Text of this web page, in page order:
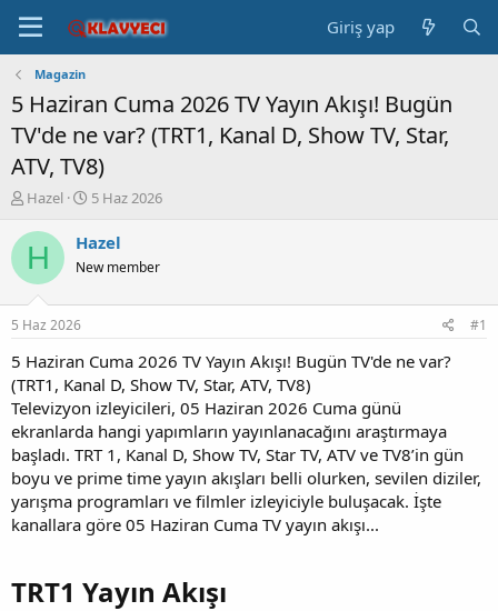
Giriş yap
Magazin
5 Haziran Cuma 2026 TV Yayın Akışı! Bugün
TV'de ne var? (TRT1, Kanal D, Show TV, Star,
ATV, TV8)
K
n
b
u
u
b
a
ş
l
a
t
a
n
Hazel
B
ş
a
ç
a
i
h
i
5 Haz 2026
H Hazel
New member
5 Haz 2026 #1
5 Haziran Cuma 2026 TV Yayın Akışı! Bugün TV'de ne var?
(TRT1, Kanal D, Show TV, Star, ATV, TV8)
Televizyon izleyicileri, 05 Haziran 2026 Cuma günü
ekranlarda hangi yapımların yayınlanacağını araştırmaya
başladı. TRT 1, Kanal D, Show TV, Star TV, ATV ve TV8’in gün
boyu ve prime time yayın akışları belli olurken, sevilen diziler,
yarışma programları ve filmler izleyiciyle buluşacak. İşte
kanallara göre 05 Haziran Cuma TV yayın akışı...
TRT1 Yayın Akışı​